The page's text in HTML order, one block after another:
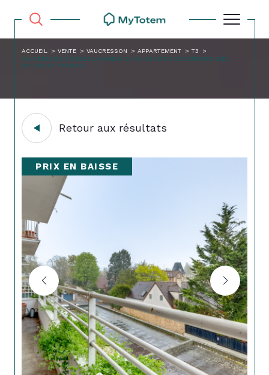
ACCUEIL VENTE VAUCRESSON APPARTEMENT
T3
VAUCRESSON 3 PIECES LUMINEUX DANS UN ECRIN DE VERDURE AVEC
BALCON ET PARKING
Retour aux résultats
PRIX EN BAISSE